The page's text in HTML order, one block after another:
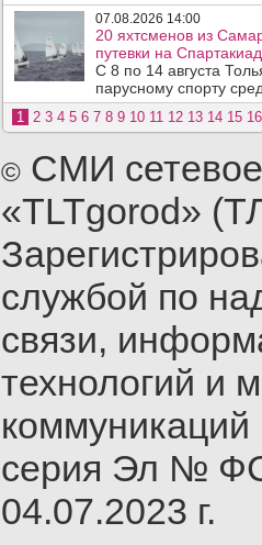
07.08.2026 14:00
20 яхтсменов из
путевки на
С 8 по 14 августа
парусному спорту
1 2 3 4 5 6 7 8 9 10 11 12 13 14 15 16
© СМИ
«TLTgorod»
службой по
связи,
технологий и
серия Эл №
04.07.2023 г.